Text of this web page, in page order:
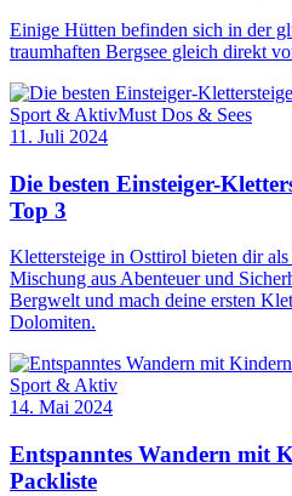
Einige Hütten befinden sich in der
traumhaften Bergsee gleich direkt
Sport & AktivMust Dos & Sees
11. Juli 2024
Die besten Einsteiger-
Top 3
Klettersteige in Osttirol bieten dir
Mischung aus Abenteuer und
Bergwelt und mach deine ersten
Dolomiten.
Sport & Aktiv
14. Mai 2024
Entspanntes Wandern mit
Packliste